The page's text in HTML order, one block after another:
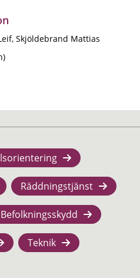
Skjöldebrand Mattias
Räddningstjänst
Befolkningsskydd
Teknik